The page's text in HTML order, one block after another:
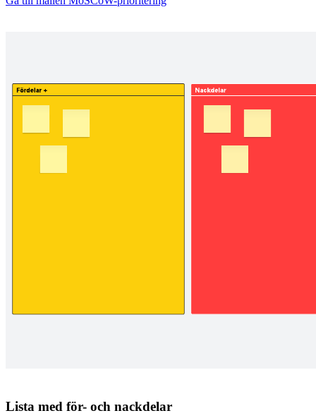
Lista med för- och nackdelar